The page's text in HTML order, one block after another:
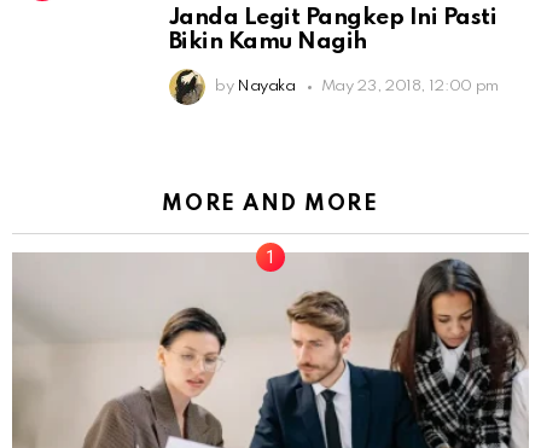
Janda Legit Pangkep Ini Pasti
Bikin Kamu Nagih
by Nayaka May 23, 2018, 12:00 pm
MORE AND MORE